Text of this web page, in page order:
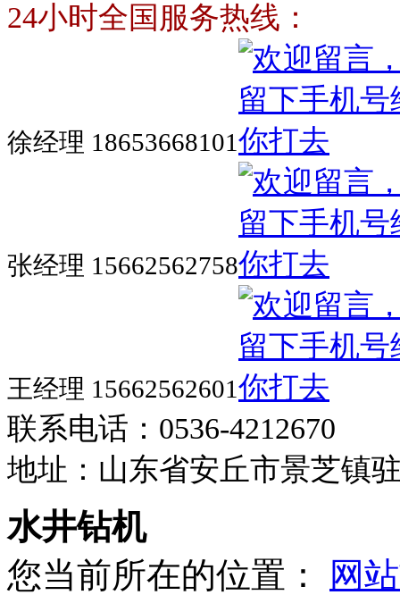
24小时全国服务热线：
徐经理 18653668101
张经理 15662562758
王经理 15662562601
联系电话：0536-4212670
地址：山东省安丘市景芝镇
水井钻机
您当前所在的位置：
网